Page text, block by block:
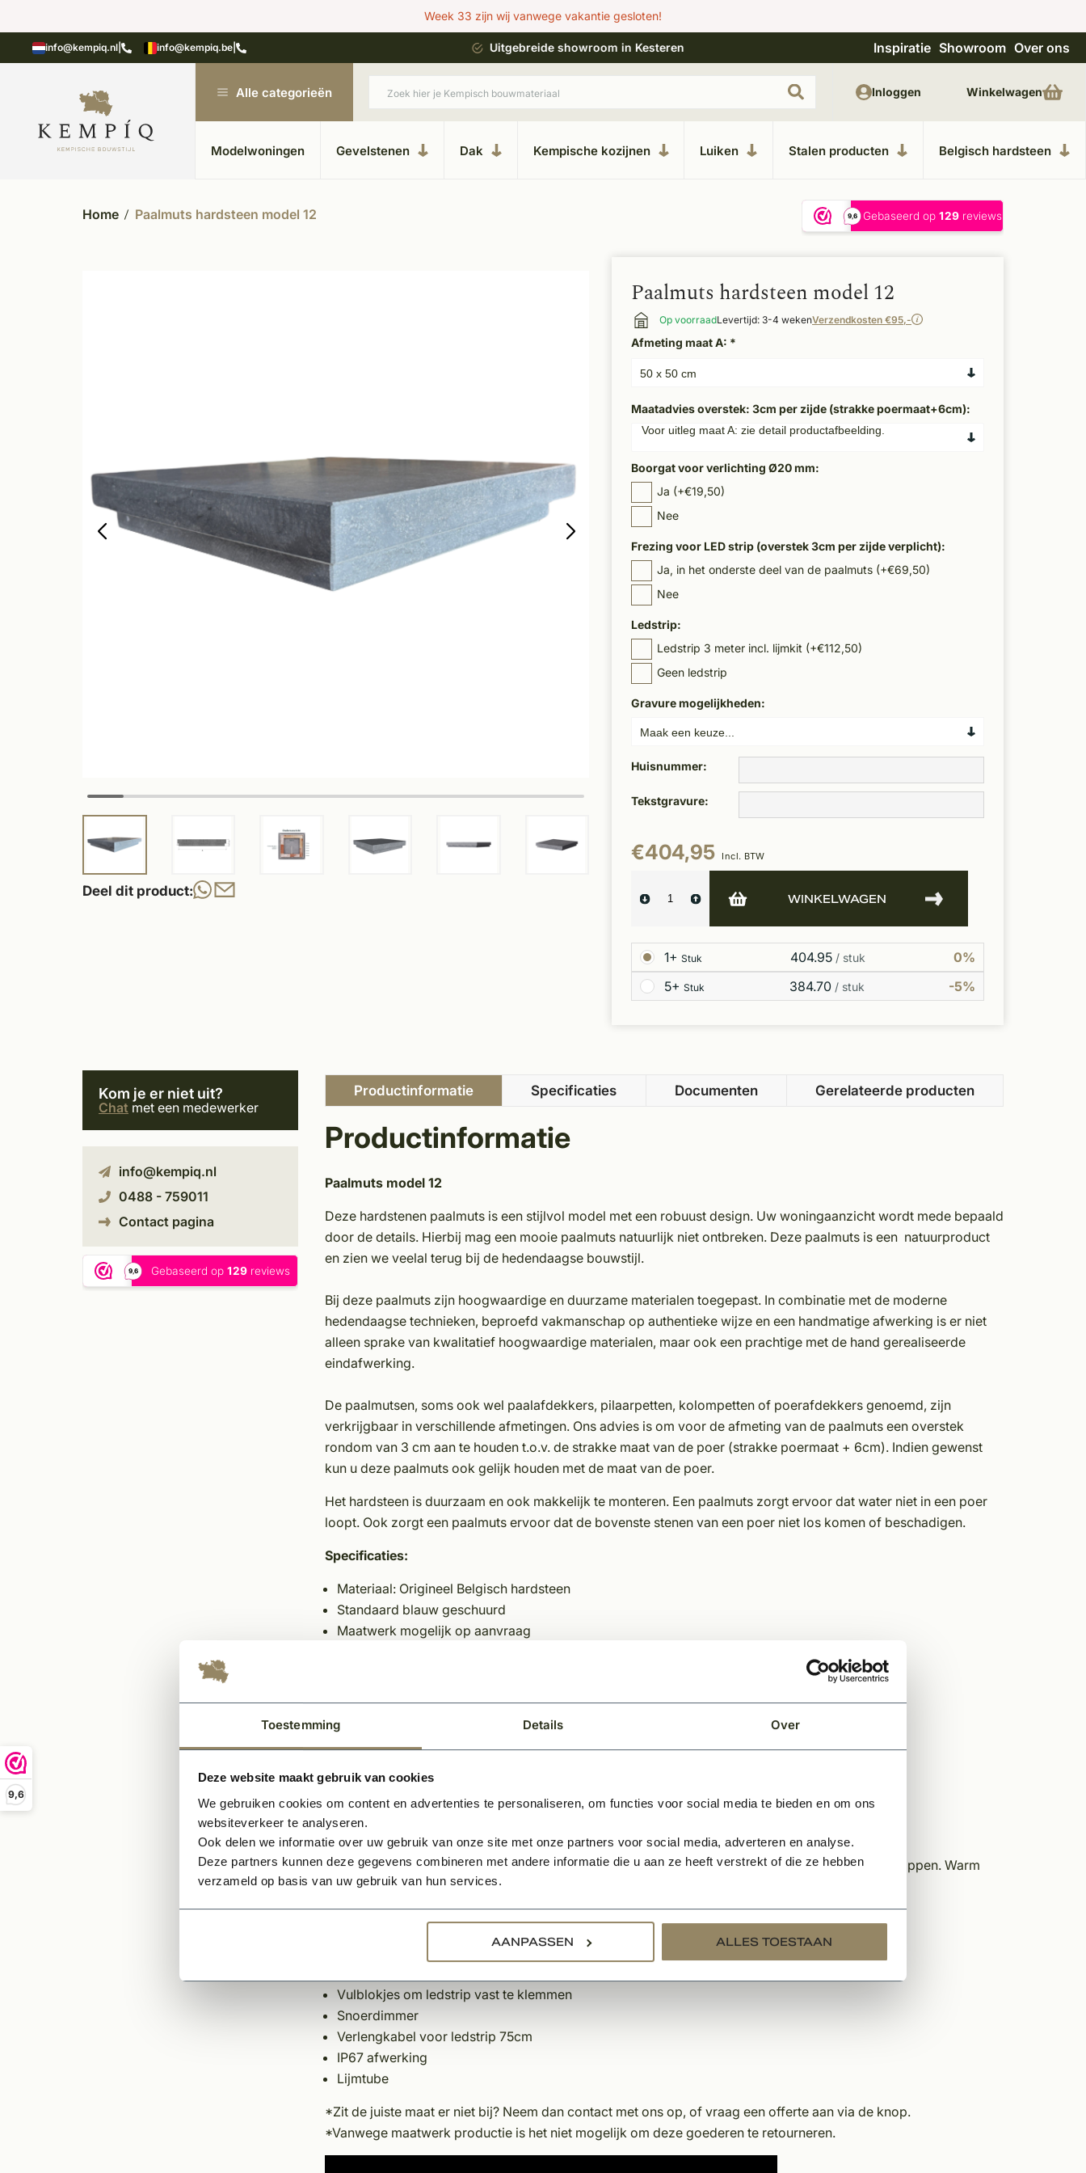
Toestemming Details Over
Deze website maakt gebruik van cookies
We gebruiken cookies om content en advertenties te personaliseren, om functies voor social media te bieden en om ons
websiteverkeer te analyseren.
Ook delen we informatie over uw gebruik van onze site met onze partners voor social media, adverteren en analyse.
Deze partners kunnen deze gegevens combineren met andere informatie die u aan ze heeft verstrekt of die ze hebben
verzameld op basis van uw gebruik van hun services.
AANPASSEN ALLES TOESTAAN
9,6
Week 33 zijn wij vanwege vakantie gesloten!
info@kempiq.nl info@kempiq.be
in kempische bouwstijl Meer dan 20 jaar ervaring Uitgebreide showroom in Kesteren Unieke materialen in kempische bouwstijl
Inspiratie Showroom Over ons
Alle categorieën
Modelwoningen Gevelstenen Dak Kempische kozijnen Luiken Stalen producten Belgisch hardsteen
Inloggen Winkelwagen
Home Paalmuts hardsteen model 12
Deel dit product:
Paalmuts hardsteen model 12
Op voorraadLevertijd: 3-4 wekenVerzendkosten €95,-
Afmeting maat A: *
Maatadvies overstek: 3cm per zijde (strakke poermaat+6cm):
Boorgat voor verlichting Ø20 mm:
Ja (+€19,50)
Nee
Frezing voor LED strip (overstek 3cm per zijde verplicht):
Ja, in het onderste deel van de paalmuts (+€69,50)
Nee
Ledstrip:
Ledstrip 3 meter incl. lijmkit (+€112,50)
Geen ledstrip
Gravure mogelijkheden:
Huisnummer:
Tekstgravure:
€404,95 Incl. BTW
WINKELWAGEN
1+ Stuk 404.95 / stuk
0%
5+ Stuk 384.70 / stuk -5%
Productinformatie Specificaties Documenten Gerelateerde producten
Kom je er niet uit?
Chat met een medewerker
info@kempiq.nl
0488 - 759011
Contact pagina
Productinformatie
Paalmuts model 12
Deze hardstenen paalmuts is een stijlvol model met een robuust design. Uw woningaanzicht wordt mede bepaald
door de details. Hierbij mag een mooie paalmuts natuurlijk niet ontbreken. Deze paalmuts is een natuurproduct
en zien we veelal terug bij de hedendaagse bouwstijl.
Bij deze paalmuts zijn hoogwaardige en duurzame materialen toegepast. In combinatie met de moderne
hedendaagse technieken, beproefd vakmanschap op authentieke wijze en een handmatige afwerking is er niet
alleen sprake van kwalitatief hoogwaardige materialen, maar ook een prachtige met de hand gerealiseerde
eindafwerking.
De paalmutsen, soms ook wel paalafdekkers, pilaarpetten, kolompetten of poerafdekkers genoemd, zijn
verkrijgbaar in verschillende afmetingen. Ons advies is om voor de afmeting van de paalmuts een overstek
rondom van 3 cm aan te houden t.o.v. de strakke maat van de poer (strakke poermaat + 6cm). Indien gewenst
kun u deze paalmuts ook gelijk houden met de maat van de poer.
Het hardsteen is duurzaam en ook makkelijk te monteren. Een paalmuts zorgt ervoor dat water niet in een poer
loopt. Ook zorgt een paalmuts ervoor dat de bovenste stenen van een poer niet los komen of beschadigen.
Specificaties:
Materiaal: Origineel Belgisch hardsteen
Standaard blauw geschuurd
Maatwerk mogelijk op aanvraag
Bovensteen 6cm dik
Naam- en huisnummergravure mogelijk, maximaal 20 tekens per paalmuts.
Gefrijnde randafwerking optioneel mogelijk. Neem contact op voor de mogelijkheden.
Optioneel:
12 volt ledstrip van 3 meter met 120 leds per meter. De strip is eenvoudig op de juiste lengte te knippen. Warm
witte kleur 2700 Kelvin en geschikt voor buitengebruik IP67.
Een set ledstrips bestaat uit:
Vulblokjes om ledstrip vast te klemmen
Snoerdimmer
Verlengkabel voor ledstrip 75cm
IP67 afwerking
Lijmtube
*Zit de juiste maat er niet bij? Neem dan contact met ons op, of vraag een offerte aan via de knop.
*Vanwege maatwerk productie is het niet mogelijk om deze goederen te retourneren.